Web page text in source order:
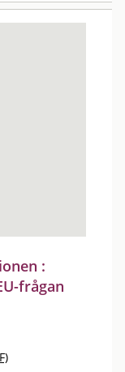
:
frågan